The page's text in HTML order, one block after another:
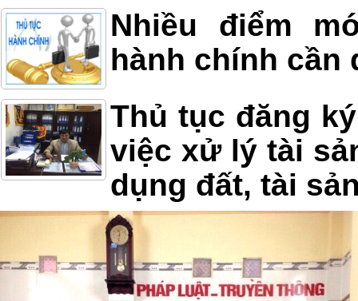
Nhiều điểm
hành chính cần
Thủ tục đăng
việc xử lý tài
dụng đất, tài